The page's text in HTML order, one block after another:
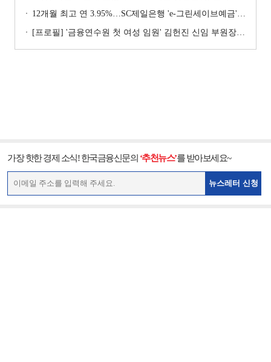
12개월 최고 연 3.95%…SC제일은행 'e-그린세이브예금' [이주의 은행 예금금리-8월 1주]
[프로필] '금융연수원 첫 여성 임원' 김헌진 신임 부원장···교육·디지털·기획 '올라운더'
가장 핫한 경제 소식! 한국금융신문의 ‘추천뉴스’를 받아보세요~
뉴스레터 신청